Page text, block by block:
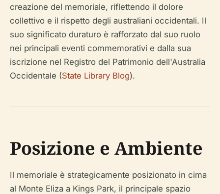
creazione del memoriale, riflettendo il dolore
collettivo e il rispetto degli australiani occidentali. Il
suo significato duraturo è rafforzato dal suo ruolo
nei principali eventi commemorativi e dalla sua
iscrizione nel Registro del Patrimonio dell'Australia
Occidentale (State Library Blog).
Posizione e Ambiente
Il memoriale è strategicamente posizionato in cima
al Monte Eliza a Kings Park, il principale spazio